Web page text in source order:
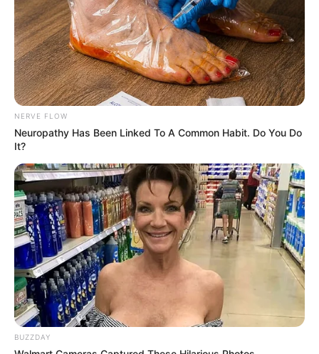
Olena Zelenska's Life Changed Overnight
BRAINBERRIES
The Real Reason Steve Carell Left 'The Office'
BRAINBERRIES
NERVE FLOW
Neuropathy Has Been Linked To A Common Habit. Do You Do
It?
BUZZDAY